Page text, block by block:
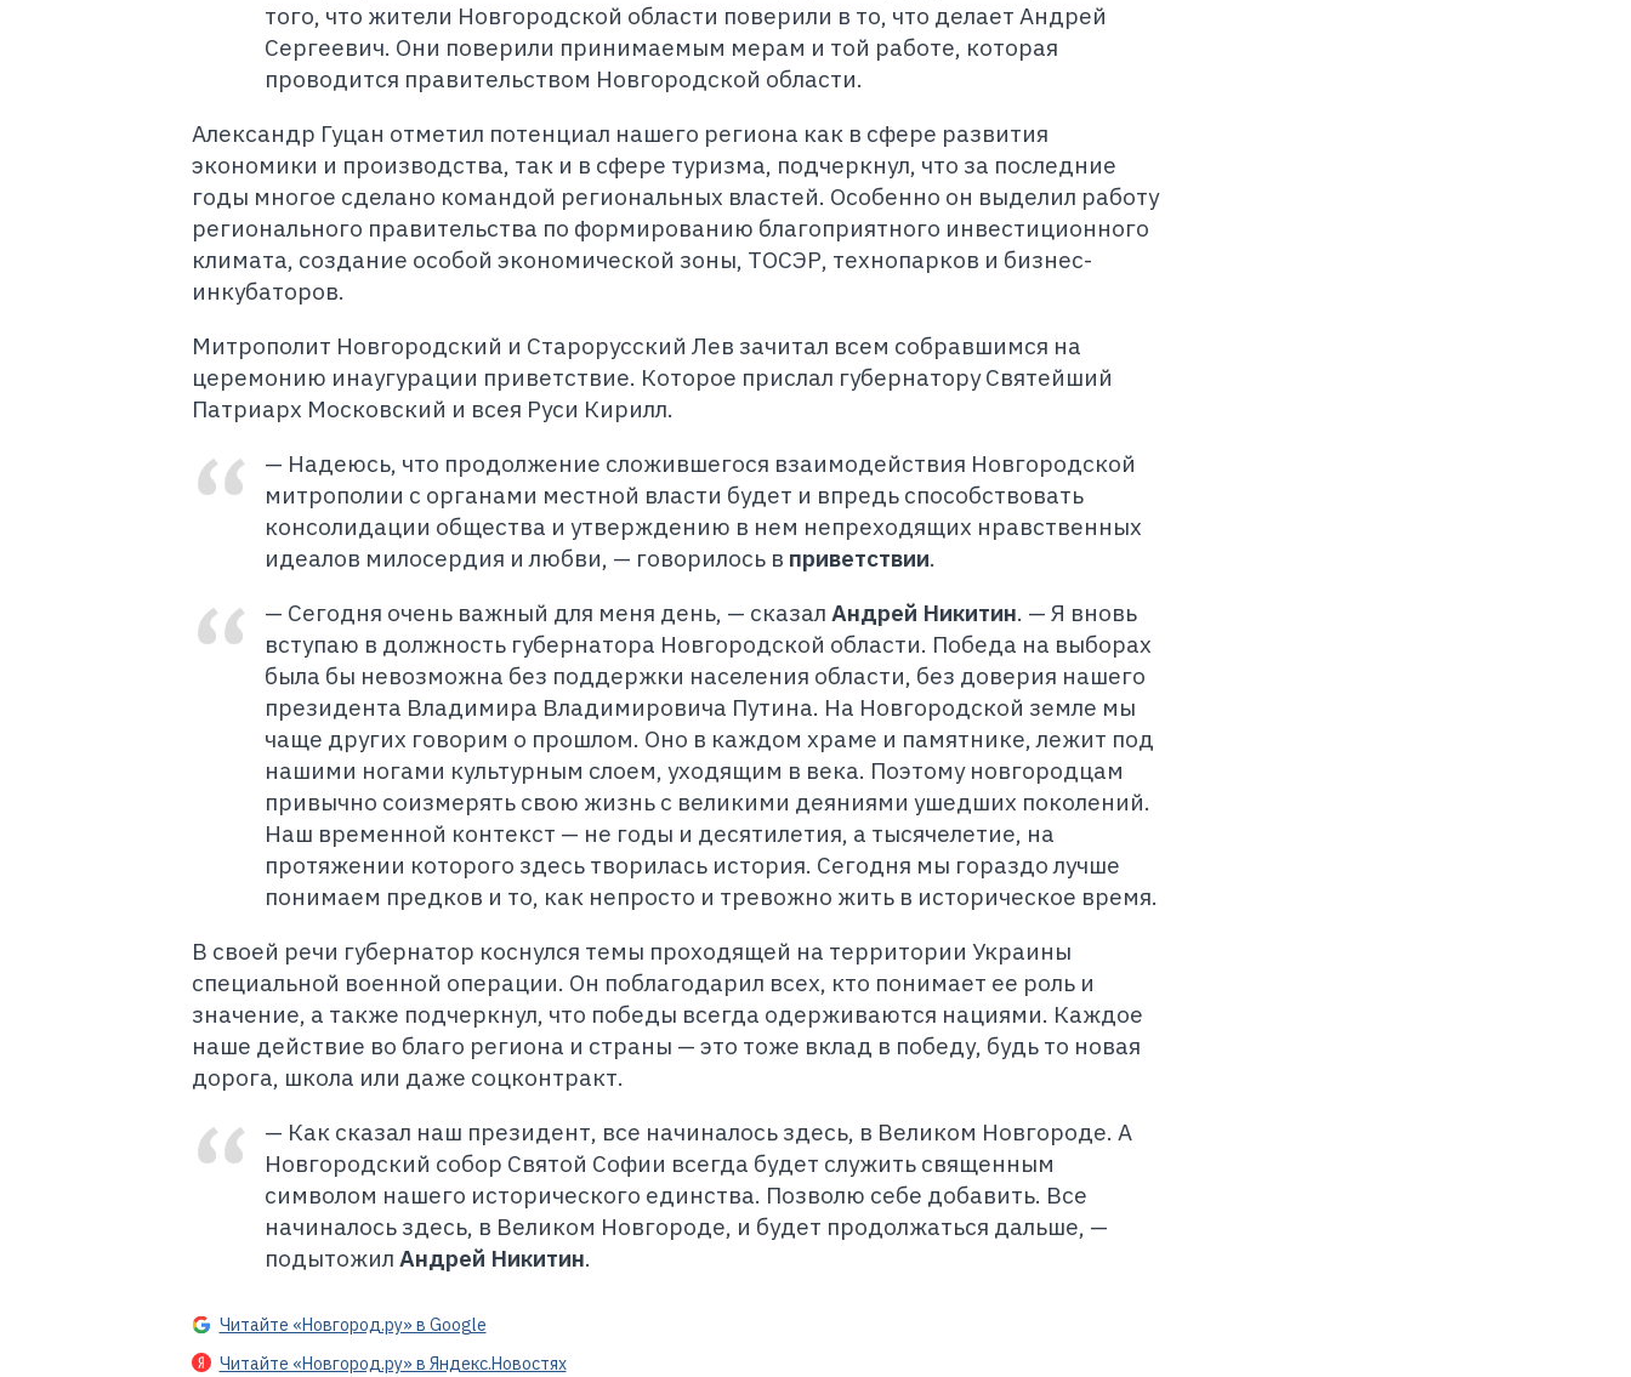
того, что жители Новгородской области поверили в то, что делает Андрей
Сергеевич. Они поверили принимаемым мерам и той работе, которая
проводится правительством Новгородской области.
Александр Гуцан отметил потенциал нашего региона как в сфере развития
экономики и производства, так и в сфере туризма, подчеркнул, что за последние
годы многое сделано командой региональных властей. Особенно он выделил работу
регионального правительства по формированию благоприятного инвестиционного
климата, создание особой экономической зоны, ТОСЭР, технопарков и бизнес-
инкубаторов.
Митрополит Новгородский и Старорусский Лев зачитал всем собравшимся на
церемонию инаугурации приветствие. Которое прислал губернатору Святейший
Патриарх Московский и всея Руси Кирилл.
— Надеюсь, что продолжение сложившегося взаимодействия Новгородской
митрополии с органами местной власти будет и впредь способствовать
консолидации общества и утверждению в нем непреходящих нравственных
идеалов милосердия и любви, — говорилось в приветствии.
— Сегодня очень важный для меня день, — сказал Андрей Никитин. — Я вновь
вступаю в должность губернатора Новгородской области. Победа на выборах
была бы невозможна без поддержки населения области, без доверия нашего
президента Владимира Владимировича Путина. На Новгородской земле мы
чаще других говорим о прошлом. Оно в каждом храме и памятнике, лежит под
нашими ногами культурным слоем, уходящим в века. Поэтому новгородцам
привычно соизмерять свою жизнь с великими деяниями ушедших поколений.
Наш временной контекст — не годы и десятилетия, а тысячелетие, на
протяжении которого здесь творилась история. Сегодня мы гораздо лучше
понимаем предков и то, как непросто и тревожно жить в историческое время.
В своей речи губернатор коснулся темы проходящей на территории Украины
специальной военной операции. Он поблагодарил всех, кто понимает ее роль и
значение, а также подчеркнул, что победы всегда одерживаются нациями. Каждое
наше действие во благо региона и страны — это тоже вклад в победу, будь то новая
дорога, школа или даже соцконтракт.
— Как сказал наш президент, все начиналось здесь, в Великом Новгороде. А
Новгородский собор Святой Софии всегда будет служить священным
символом нашего исторического единства. Позволю себе добавить. Все
начиналось здесь, в Великом Новгороде, и будет продолжаться дальше, —
подытожил Андрей Никитин.
Читайте «Новгород.ру» в Google
Читайте «Новгород.ру» в Яндекс.Новостях